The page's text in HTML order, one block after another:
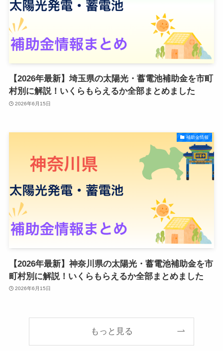
【2026年最新】埼玉県の太陽光・蓄電池補助金を市町
村別に解説！いくらもらえるか全部まとめました
2026年6月15日
補助金情報
【2026年最新】神奈川県の太陽光・蓄電池補助金を市
町村別に解説！いくらもらえるか全部まとめました
2026年6月15日
もっと見る